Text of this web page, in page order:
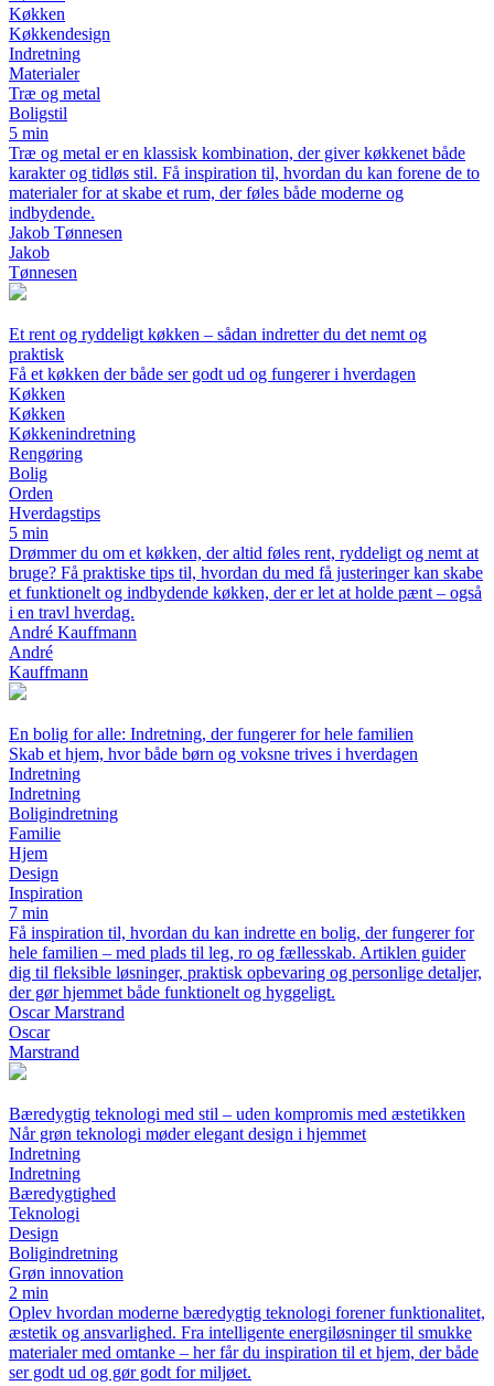
Køkken
Køkkendesign
Indretning
Materialer
Træ og metal
Boligstil
5 min
Træ og metal er en klassisk kombination, der giver køkkenet både
karakter og tidløs stil. Få inspiration til, hvordan du kan forene de to
materialer for at skabe et rum, der føles både moderne og
indbydende.
Jakob Tønnesen
Jakob
Tønnesen
Et rent og ryddeligt køkken – sådan indretter du det nemt og
praktisk
Få et køkken der både ser godt ud og fungerer i hverdagen
Køkken
Køkken
Køkkenindretning
Rengøring
Bolig
Orden
Hverdagstips
5 min
Drømmer du om et køkken, der altid føles rent, ryddeligt og nemt at
bruge? Få praktiske tips til, hvordan du med få justeringer kan skabe
et funktionelt og indbydende køkken, der er let at holde pænt – også
i en travl hverdag.
André Kauffmann
André
Kauffmann
En bolig for alle: Indretning, der fungerer for hele familien
Skab et hjem, hvor både børn og voksne trives i hverdagen
Indretning
Indretning
Boligindretning
Familie
Hjem
Design
Inspiration
7 min
Få inspiration til, hvordan du kan indrette en bolig, der fungerer for
hele familien – med plads til leg, ro og fællesskab. Artiklen guider
dig til fleksible løsninger, praktisk opbevaring og personlige detaljer,
der gør hjemmet både funktionelt og hyggeligt.
Oscar Marstrand
Oscar
Marstrand
Bæredygtig teknologi med stil – uden kompromis med æstetikken
Når grøn teknologi møder elegant design i hjemmet
Indretning
Indretning
Bæredygtighed
Teknologi
Design
Boligindretning
Grøn innovation
2 min
Oplev hvordan moderne bæredygtig teknologi forener funktionalitet,
æstetik og ansvarlighed. Fra intelligente energiløsninger til smukke
materialer med omtanke – her får du inspiration til et hjem, der både
ser godt ud og gør godt for miljøet.